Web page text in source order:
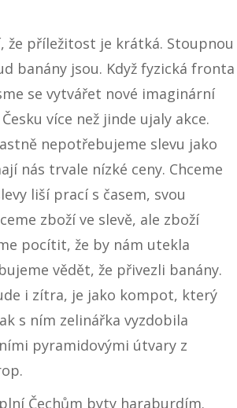
že příležitost je krátká. Stoupnou
banány jsou. Když fyzická fronta
se vytvářet nové imaginární
více než jinde ujaly akce.
nepotřebujeme slevu jako
nás trvale nízké ceny. Chceme
liší prací s časem, svou
zboží ve slevě, ale zboží
pocítit, že by nám utekla
vědět, že přivezli banány.
i zítra, je jako kompot, který
s ním zelinářka vyzdobila
pyramidovými útvary z
Čechům byty haraburdím.